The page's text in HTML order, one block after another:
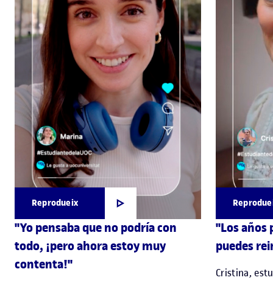
Reprodueix
"Yo pensaba que no podría con
todo, ¡pero ahora estoy muy
contenta!"
"Los años
puedes
Cristina,